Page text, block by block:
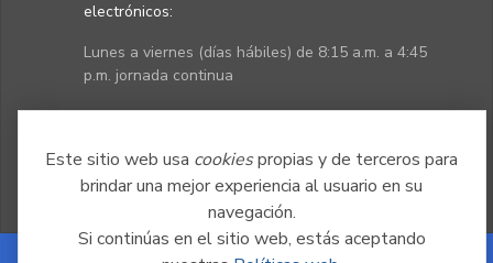
Este sitio web usa cookiespropias y de terceros para
brindar una mejor experiencia al usuario en su
navegación.
Si continúas en el sitio web, estás aceptando
electrónicos:
Lunes a viernes (días hábiles) de 8:15 a.m. a 4:45
p.m. jornada continua